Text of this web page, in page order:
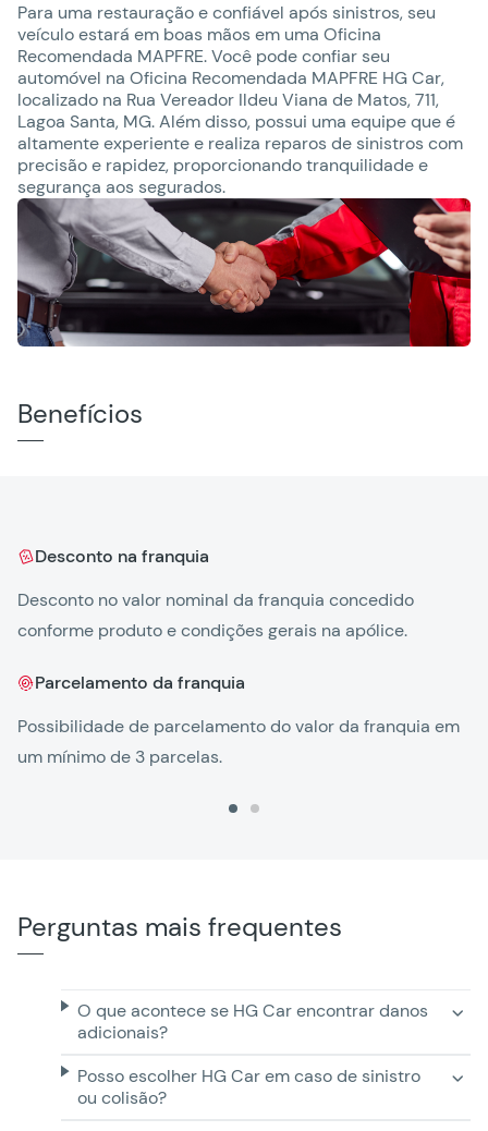
Para uma restauração e confiável após sinistros, seu
veículo estará em boas mãos em uma Oficina
Recomendada MAPFRE. Você pode confiar seu
automóvel na Oficina Recomendada MAPFRE HG Car,
localizado na Rua Vereador Ildeu Viana de Matos, 711,
Lagoa Santa, MG. Além disso, possui uma equipe que é
altamente experiente e realiza reparos de sinistros com
precisão e rapidez, proporcionando tranquilidade e
segurança aos segurados.
Benefícios
Desconto na franquia
Desconto no valor nominal da franquia concedido
conforme produto e condições gerais na apólice.
Parcelamento da franquia
Possibilidade de parcelamento do valor da franquia em
um mínimo de 3 parcelas.
Perguntas mais frequentes
O que acontece se HG Car encontrar danos
adicionais?
Posso escolher HG Car em caso de sinistro
ou colisão?